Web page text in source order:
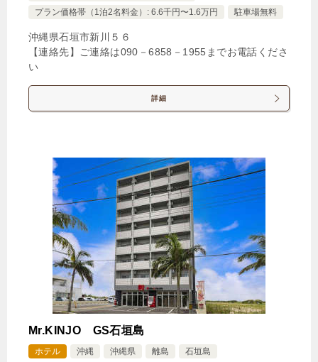
プラン価格帯（1泊2名料金）: 6.6千円〜1.6万円
駐車場無料
沖縄県石垣市新川５６
【連絡先】ご連絡は090－6858－1955までお電話くださ
い
詳細
Mr.KINJO GS石垣島
ホテル 沖縄 沖縄県 離島 石垣島